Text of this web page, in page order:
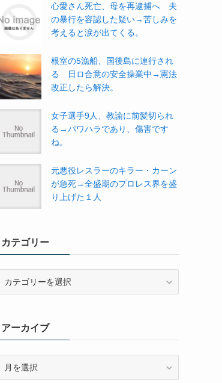
心愛さん死亡、母を再逮捕へ 夫
の暴行を容認した疑い→苦しみを
考えると涙が出てくる。
根室の5漁船、国後島に連行され
る 日ロ合意の安全操業中→憲法
改正したら解決。
女子選手9人、教諭に前髪切られ
る→パワハラであり、傷害です
ね。
元悪役レスラーのキラー・カーン
が急死→全盛期のプロレス界を盛
り上げた１人
カテゴリー
ーアーカイブ